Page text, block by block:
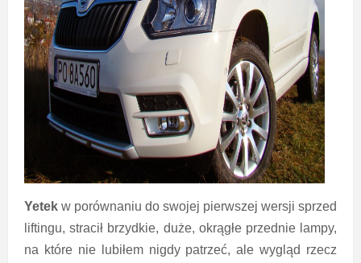
Yetek w porównaniu do swojej pierwszej wersji sprzed
liftingu, stracił brzydkie, duże, okrągłe przednie lampy,
na które nie lubiłem nigdy patrzeć, ale wygląd rzecz